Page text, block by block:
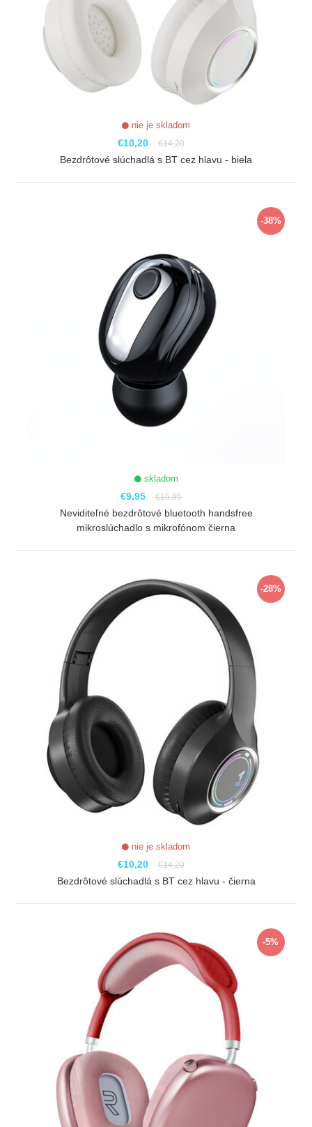
nie je skladom
€10,20 €14,20
Bezdrôtové slúchadlá s BT cez hlavu - biela
-38%
skladom
€9,95 €15,95
Neviditeľné bezdrôtové bluetooth handsfree
mikroslúchadlo s mikrofónom čierna
-28%
nie je skladom
€10,20 €14,20
Bezdrôtové slúchadlá s BT cez hlavu - čierna
-5%